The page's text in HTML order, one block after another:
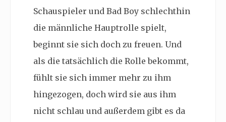
Schauspieler und Bad Boy schlechthin
die männliche Hauptrolle spielt,
beginnt sie sich doch zu freuen. Und
als die tatsächlich die Rolle bekommt,
fühlt sie sich immer mehr zu ihm
hingezogen, doch wird sie aus ihm
nicht schlau und außerdem gibt es da